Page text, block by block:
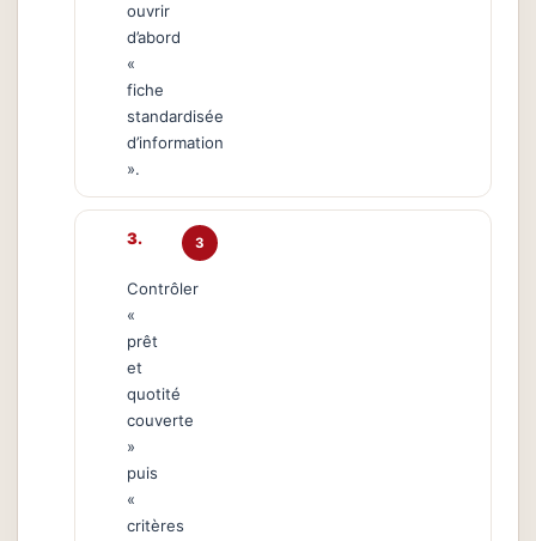
ouvrir
d’abord
«
fiche
standardisée
d’information
».
3
Contrôler
«
prêt
et
quotité
couverte
»
puis
«
critères